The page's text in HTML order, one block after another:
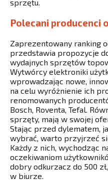
sprzętu.
Polecani producenci
Zaprezentowany ranking
przedstawia propozycje
wydajnych sprzętów
Wytwórcy elektroniki
wprowadzając nowe,
na celu wyróżnienie ich
renomowanych
Bosch, Roventa, Tefal.
sprzęty, mają w swojej
Stając przed dylematem,
wybrać, warto przyjrzeć
Każdy z nich, wychodząc
oczekiwaniom
dobry odkurzacz do 500
w biurze.